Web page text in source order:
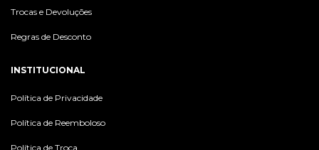
Trocas e Devoluções
Regras de Desconto
INSTITUCIONAL
Política de Privacidade
Política de Reemboloso
Política de Troca